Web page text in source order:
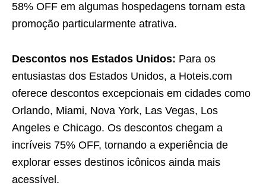
58% OFF em algumas hospedagens tornam esta
promoção particularmente atrativa.
Descontos nos Estados Unidos: Para os
entusiastas dos Estados Unidos, a Hoteis.com
oferece descontos excepcionais em cidades como
Orlando, Miami, Nova York, Las Vegas, Los
Angeles e Chicago. Os descontos chegam a
incríveis 75% OFF, tornando a experiência de
explorar esses destinos icônicos ainda mais
acessível.